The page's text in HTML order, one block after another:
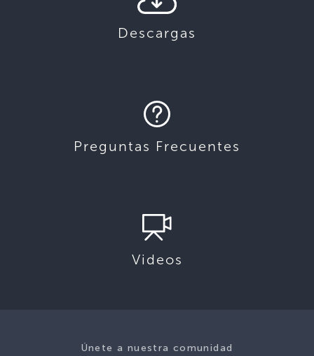
Descargas
Preguntas Frecuentes
Videos
Únete a nuestra comunidad